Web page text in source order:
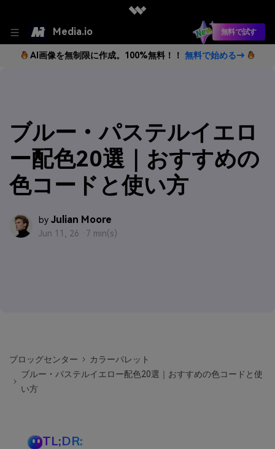
Media.io 無料で試す
AI画像を無制限に作成。100%無料！！ 無料で始める→
ブルー・パステルイエロ
ー配色20選｜おすすめの
色コードと使い方
by Julian Moore
Jun 11, 26 · 7 min(s)
ブロッグセンター
カラーパレット
ブルー・パステルイエロー配色20選｜おすすめの色コードと使
い方
TL;DR: